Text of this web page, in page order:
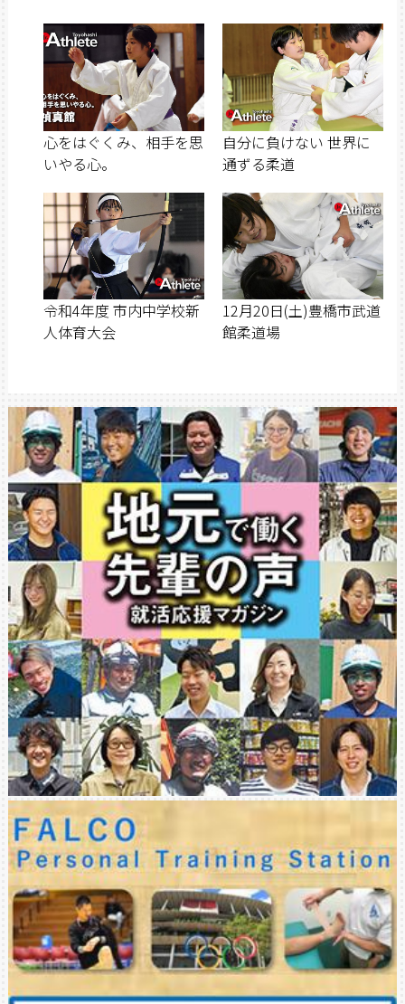
心をはぐくみ、相手を思
いやる心。
自分に負けない 世界に
通ずる柔道
令和4年度 市内中学校新
人体育大会
12月20日(土)豊橋市武道
館柔道場